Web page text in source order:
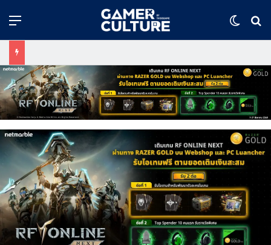
Menu